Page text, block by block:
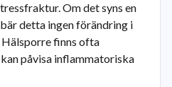
Om det syns en
detta ingen förändring i
finns ofta
påvisa inflammatoriska